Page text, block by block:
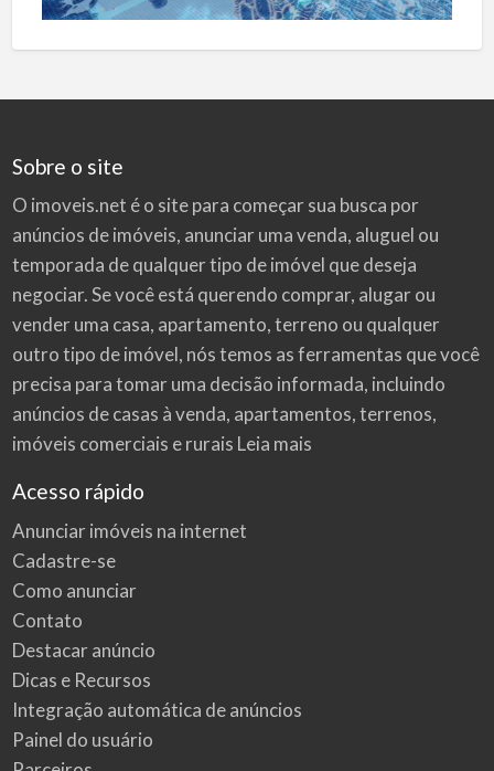
Sobre o site
O imoveis.net é o site para começar sua busca por
anúncios de imóveis, anunciar uma venda, aluguel ou
temporada de qualquer tipo de imóvel que deseja
negociar. Se você está querendo comprar, alugar ou
vender uma casa, apartamento, terreno ou qualquer
outro tipo de imóvel, nós temos as ferramentas que você
precisa para tomar uma decisão informada, incluindo
anúncios de casas à venda, apartamentos, terrenos,
imóveis comerciais e rurais Leia mais
Acesso rápido
Anunciar imóveis na internet
Cadastre-se
Como anunciar
Contato
Destacar anúncio
Dicas e Recursos
Integração automática de anúncios
Painel do usuário